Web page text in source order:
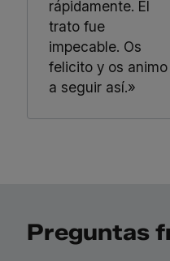
rápidamente. El
trato fue
impecable. Os
felicito y os animo
a seguir así.»
Preguntas